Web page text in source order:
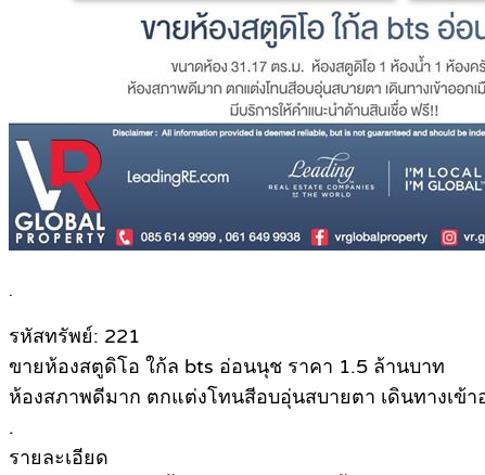
.
รหัสทรัพย์: 221
ขายห้องสตูดิโอ ใก้ล bts อ่อนนุช ราคา 1.5 ล้านบาท
ห้องสภาพดีมาก ตกแต่งโทนสีอบอุ่นสบายตา เดินทางเข้า
.
รายละเอียด